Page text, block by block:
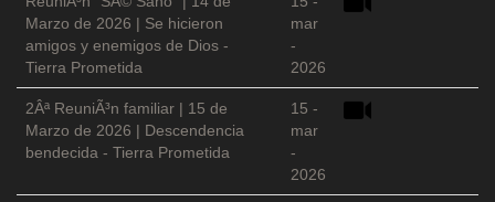
Marzo de 2026 | Se hicieron
amigos y enemigos de Dios -
Tierra Prometida
mar
-
2026
2Âª ReuniÃ³n familiar | 15 de
Marzo de 2026 | Descendencia
bendecida - Tierra Prometida
15 -
mar
-
2026